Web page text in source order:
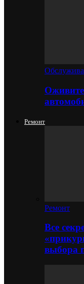
Ремонт
Ремонт
Все
выбора